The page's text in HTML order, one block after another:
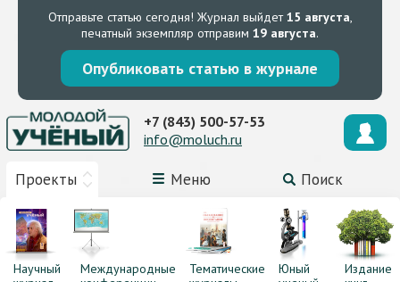
Отправьте статью сегодня! Журнал выйдет15 августа,
печатный экземпляр отправим 19 августа.
Опубликовать статью в журнале
Проекты Меню Поиск
+7 (843) 500-57-53
info@moluch.ru
Научный
Международные
Тематические
Юный
Издание